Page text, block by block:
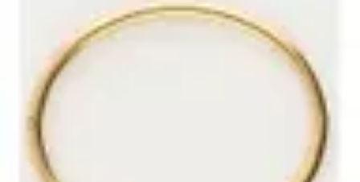
Astuces Anti Stress
Astuces NaturellesAstuces PratiquesMéditation et
Routines et Habitudes Techniques de Relaxation
Astuces Anti Stress